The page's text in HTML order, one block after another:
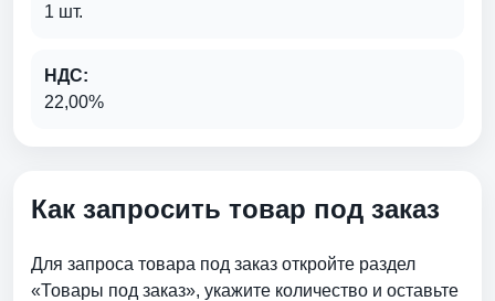
1 шт.
НДС:
22,00%
Как запросить товар под заказ
Для запроса товара под заказ откройте раздел
«Товары под заказ», укажите количество и оставьте